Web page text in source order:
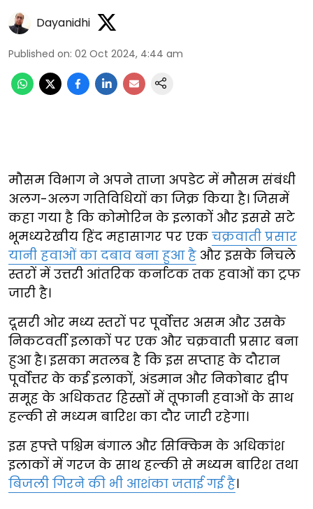
Dayanidhi
Published on: 02 Oct 2024, 4:44 am
मौसम विभाग ने अपने ताजा अपडेट में मौसम संबंधी
अलग-अलग गतिविधियों का जिक्र किया है। जिसमें
कहा गया है कि कोमोरिन के इलाकों और इससे सटे
भूमध्यरेखीय हिंद महासागर पर एक चक्रवाती प्रसार
यानी हवाओं का दबाव बना हुआ है और इसके निचले
स्तरों में उत्तरी आंतरिक कर्नाटक तक हवाओं का ट्रफ
जारी है।
दूसरी ओर मध्य स्तरों पर पूर्वोत्तर असम और उसके
निकटवर्ती इलाकों पर एक और चक्रवाती प्रसार बना
हुआ है। इसका मतलब है कि इस सप्ताह के दौरान
पूर्वोत्तर के कई इलाकों, अंडमान और निकोबार द्वीप
समूह के अधिकतर हिस्सों में तूफानी हवाओं के साथ
हल्की से मध्यम बारिश का दौर जारी रहेगा।
इस हफ्ते पश्चिम बंगाल और सिक्किम के अधिकांश
इलाकों में गरज के साथ हल्की से मध्यम बारिश तथा
बिजली गिरने की भी आशंका जताई गई है।